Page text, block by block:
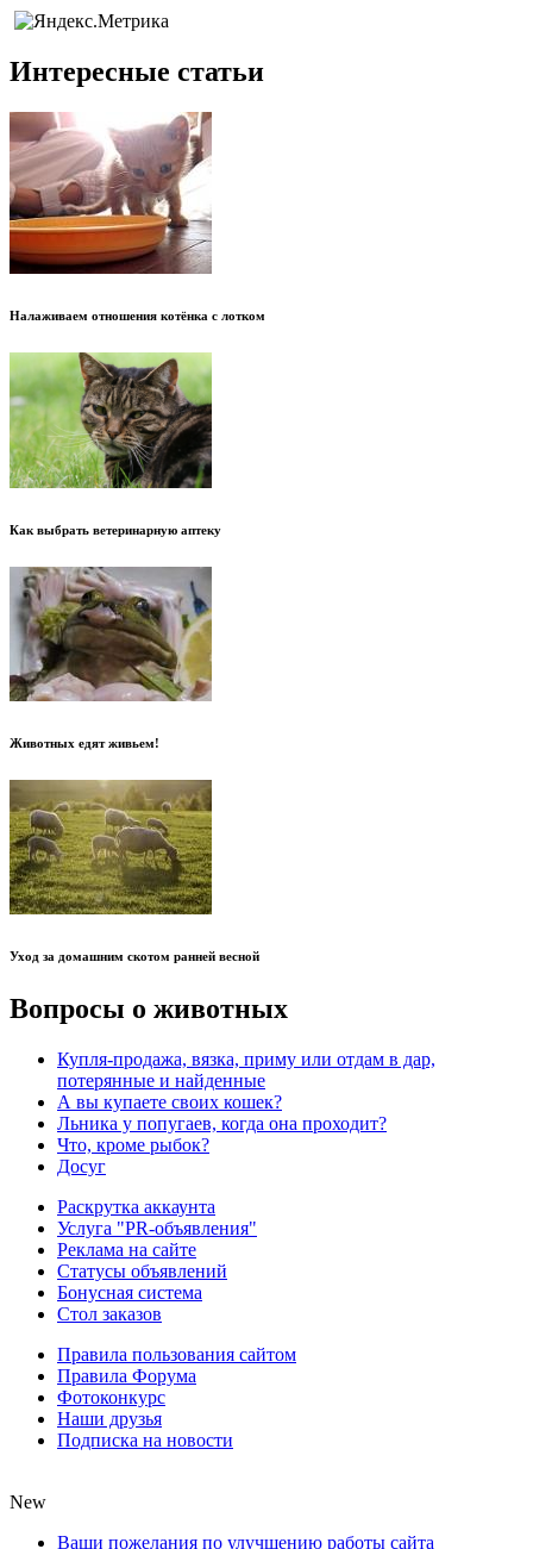
Интересные статьи
Налаживаем отношения котёнка с лотком
Как выбрать ветеринарную аптеку
Животных едят живьем!
Уход за домашним скотом ранней весной
Вопросы о животных
Купля-продажа, вязка, приму или отдам в дар,
потерянные и найденные
А вы купаете своих кошек?
Льника у попугаев, когда она проходит?
Что, кроме рыбок?
Досуг
Раскрутка аккаунта
Услуга "PR-объявления"
Реклама на сайте
Статусы объявлений
Бонусная система
Стол заказов
Правила пользования сайтом
Правила Форума
Фотоконкурс
Наши друзья
Подписка на новости
New
Ваши пожелания по улучшению работы сайта